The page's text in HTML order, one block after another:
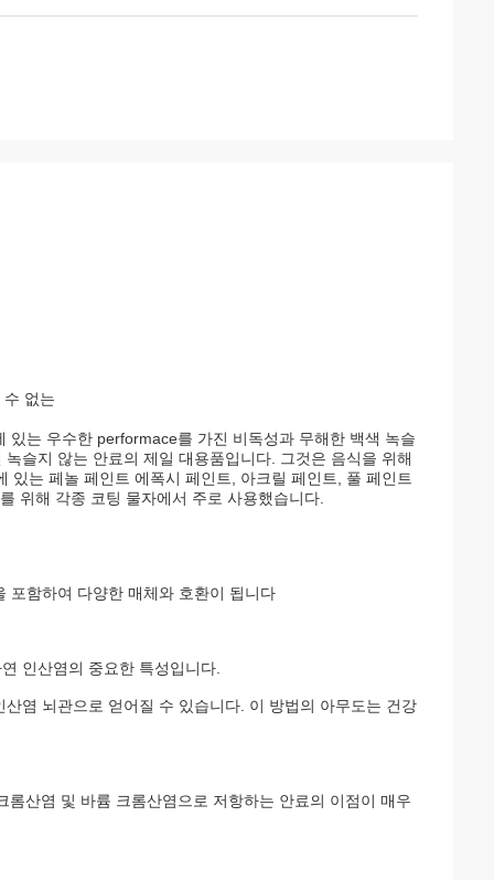
없는
는 우수한 performace를 가진 비독성과 무해한 백색 녹슬
슬지 않는 안료의 제일 대용품입니다. 그것은 음식을 위해
는 페놀 페인트 에폭시 페인트, 아크릴 페인트, 풀 페인트
위해 각종 코팅 물자에서 주로 사용했습니다.
포함하여 다양한 매체와 호환이 됩니다
인산염의 중요한 특성입니다.
염 뇌관으로 얻어질 수 있습니다. 이 방법의 아무도는 건강
산염 및 바륨 크롬산염으로 저항하는 안료의 이점이 매우